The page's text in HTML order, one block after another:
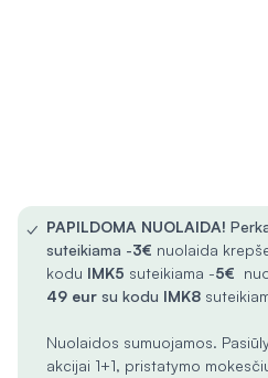
✓ PAPILDOMA NUOLAIDA!
suteikiama -3€ nuolaida
kodu IMK5 suteikiama -5€
49 eur su kodu IMK8
Nuolaidos sumuojamos.
akcijai 1+1, pristatymo